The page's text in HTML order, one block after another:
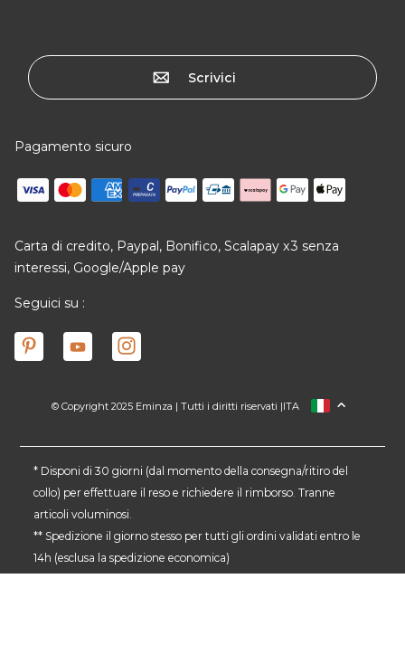
Scrivici
Pagamento sicuro
Carta di credito, Paypal, Bonifico, Scalapay x3 senza
interessi, Google/Apple pay
Seguici su :
© Copyright 2025 Eminza | Tutti i diritti riservati |
FRANCIA
GERMANIA
PAESI BASSI
ITA
* Disponi di 30 giorni (dal momento della consegna/ritiro del
collo) per effettuare il reso e richiedere il rimborso. Tranne
articoli voluminosi.
** Spedizione il giorno stesso per tutti gli ordini validati entro le
14h (esclusa la spedizione economica)